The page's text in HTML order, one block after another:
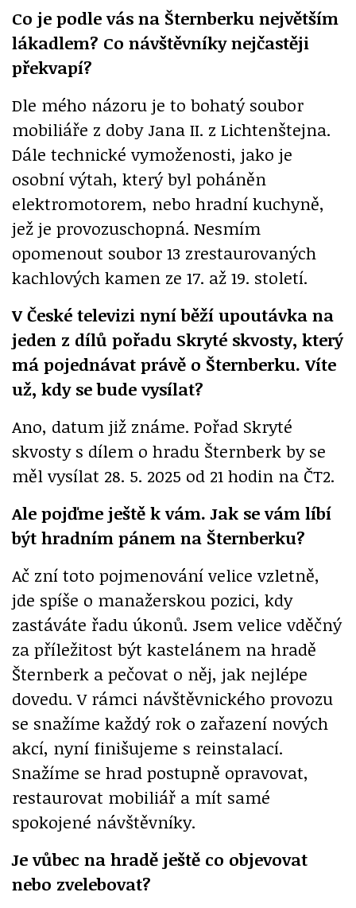
Co je podle vás na Šternberku největším
lákadlem? Co návštěvníky nejčastěji
překvapí?
Dle mého názoru je to bohatý soubor
mobiliáře z doby Jana II. z Lichtenštejna.
Dále technické vymoženosti, jako je
osobní výtah, který byl poháněn
elektromotorem, nebo hradní kuchyně,
jež je provozuschopná. Nesmím
opomenout soubor 13 zrestaurovaných
kachlových kamen ze 17. až 19. století.
V České televizi nyní běží upoutávka na
jeden z dílů pořadu Skryté skvosty, který
má pojednávat právě o Šternberku. Víte
už, kdy se bude vysílat?
Ano, datum již známe. Pořad Skryté
skvosty s dílem o hradu Šternberk by se
měl vysílat 28. 5. 2025 od 21 hodin na ČT2.
Ale pojďme ještě k vám. Jak se vám líbí
být hradním pánem na Šternberku?
Ač zní toto pojmenování velice vzletně,
jde spíše o manažerskou pozici, kdy
zastáváte řadu úkonů. Jsem velice vděčný
za příležitost být kastelánem na hradě
Šternberk a pečovat o něj, jak nejlépe
dovedu. V rámci návštěvnického provozu
se snažíme každý rok o zařazení nových
akcí, nyní finišujeme s reinstalací.
Snažíme se hrad postupně opravovat,
restaurovat mobiliář a mít samé
spokojené návštěvníky.
Je vůbec na hradě ještě co objevovat
nebo zvelebovat?